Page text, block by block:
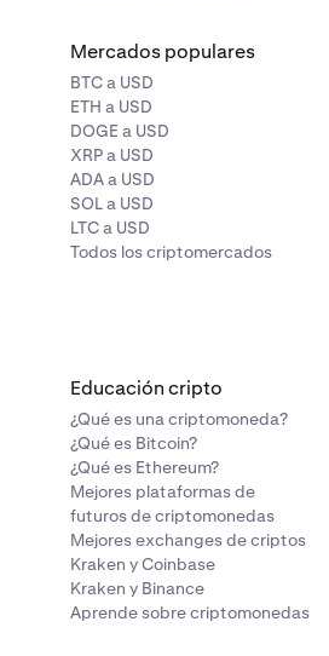
Mercados populares
BTC a USD
ETH a USD
DOGE a USD
XRP a USD
ADA a USD
SOL a USD
LTC a USD
Todos los criptomercados
Educación cripto
¿Qué es una criptomoneda?
¿Qué es Bitcoin?
¿Qué es Ethereum?
Mejores plataformas de
futuros de criptomonedas
Mejores exchanges de criptos
Kraken y Coinbase
Kraken y Binance
Aprende sobre criptomonedas